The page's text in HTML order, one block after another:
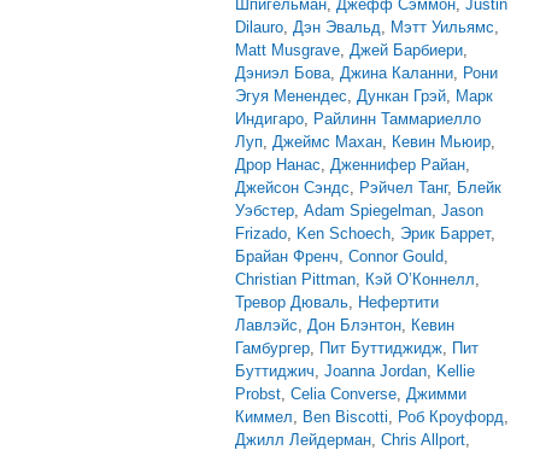
Шпигельман, Джефф Сэммон, Justin
Dilauro, Дэн Эвальд, Мэтт Уильямс,
Matt Musgrave, Джей Барбиери,
Дэниэл Бова, Джина Каланни, Рони
Эгуя Менендес, Дункан Грэй, Марк
Индигаро, Райлинн Таммариелло
Луп, Джеймс Махан, Кевин Мьюир,
Дрор Нанас, Дженнифер Райан,
Джейсон Сэндс, Рэйчел Танг, Блейк
Уэбстер, Adam Spiegelman, Jason
Frizado, Ken Schoech, Эрик Баррет,
Брайан Френч, Connor Gould,
Christian Pittman, Кэй О’Коннелл,
Тревор Дюваль, Нефертити
Лавлэйс, Дон Блэнтон, Кевин
Гамбургер, Пит Буттиджидж, Пит
Буттиджич, Joanna Jordan, Kellie
Probst, Celia Converse, Джимми
Киммел, Ben Biscotti, Роб Кроуфорд,
Джилл Лейдерман, Chris Allport,